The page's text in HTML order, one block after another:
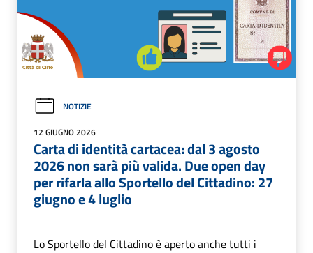
NOTIZIE
12 GIUGNO 2026
Carta di identità cartacea: dal 3 agosto
2026 non sarà più valida. Due open day
per rifarla allo Sportello del Cittadino: 27
giugno e 4 luglio
Lo Sportello del Cittadino è aperto anche tutti i